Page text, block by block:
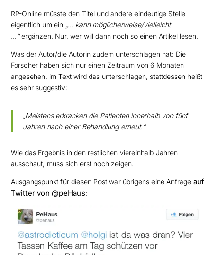
RP-Online müsste den Titel und andere eindeutige Stelle
eigentlich um ein „… kann möglicherweise/vielleicht
…“ergänzen. Nur, wer will dann noch so einen Artikel lesen.
Was der Autor/die Autorin zudem unterschlagen hat: Die
Forscher haben sich nur einen Zeitraum von 6 Monaten
angesehen, im Text wird das unterschlagen, stattdessen heißt
es sehr suggestiv:
„Meistens erkranken die Patienten innerhalb von fünf
Jahren nach einer Behandlung erneut.“
Wie das Ergebnis in den restlichen viereinhalb Jahren
ausschaut, muss sich erst noch zeigen.
Ausgangspunkt für diesen Post war übrigens eine Anfrageauf
Twitter von @peHaus: